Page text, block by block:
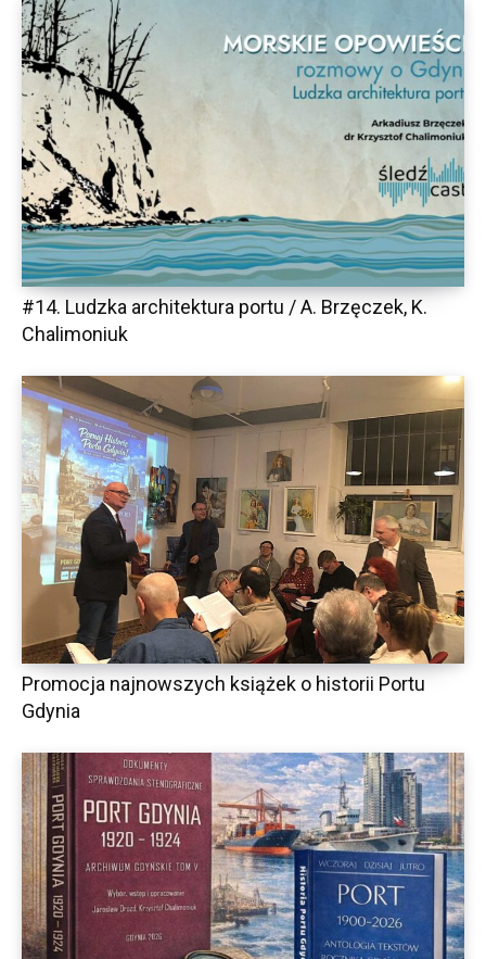
#14. Ludzka architektura portu / A. Brzęczek, K.
Chalimoniuk
Promocja najnowszych książek o historii Portu
Gdynia